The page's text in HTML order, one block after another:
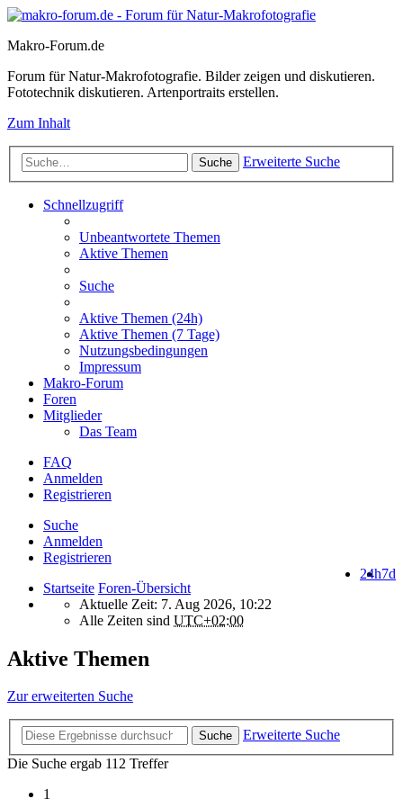
Makro-Forum.de
Forum für Natur-Makrofotografie. Bilder zeigen und diskutieren.
Fototechnik diskutieren. Artenportraits erstellen.
Zum Inhalt
Suche Erweiterte Suche
Schnellzugriff
Unbeantwortete Themen
Aktive Themen
Suche
Aktive Themen (24h)
Aktive Themen (7 Tage)
Nutzungsbedingungen
Impressum
Makro-Forum
Foren
Mitglieder
Das Team
FAQ
Anmelden
Registrieren
Suche
Anmelden
Registrieren
7d
24h
Startseite Foren-Übersicht
Aktuelle Zeit: 7. Aug 2026, 10:22
Alle Zeiten sind UTC+02:00
Aktive Themen
Zur erweiterten Suche
Suche
Erweiterte Suche
Die Suche ergab 112 Treffer
1